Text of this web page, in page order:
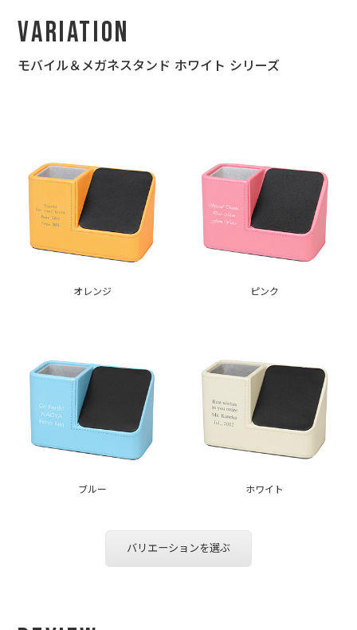
Variation
モバイル＆メガネスタンド ホワイト シリーズ
オレンジ ピンク
ブルー ホワイト
バリエーションを選ぶ